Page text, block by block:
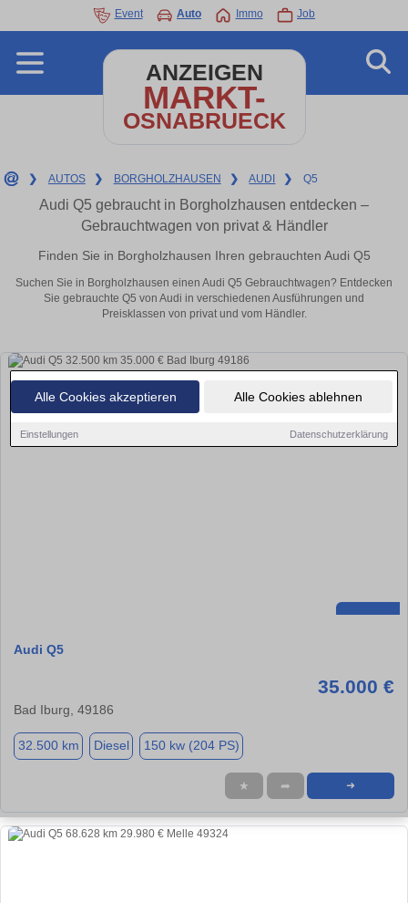
Alle Cookies akzeptieren Alle Cookies ablehnen
Einstellungen Datenschutzerklärung
Event Auto Immo Job
ANZEIGEN
MARKT-
OSNABRUECK
❯ AUTOS ❯ BORGHOLZHAUSEN ❯ AUDI ❯ Q5
Audi Q5 gebraucht in Borgholzhausen entdecken –
Gebrauchtwagen von privat & Händler
Finden Sie in Borgholzhausen Ihren gebrauchten Audi Q5
Suchen Sie in Borgholzhausen einen Audi Q5 Gebrauchtwagen? Entdecken
Sie gebrauchte Q5 von Audi in verschiedenen Ausführungen und
Preisklassen von privat und vom Händler.
Audi Q5
35.000 €
Bad Iburg, 49186
32.500 km Diesel 150 kw (204 PS)
★ ➦ ➜